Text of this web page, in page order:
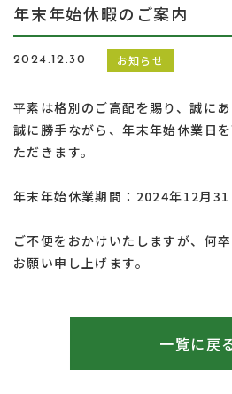
年末年始休暇のご案内
2024.12.30 お知らせ
平素は格別のご高配を賜り、誠にあ
誠に勝手ながら、年末年始休業日
ただきます。
年末年始休業期間：2024年12月
ご不便をおかけいたしますが、何
お願い申し上げます。
一覧に戻